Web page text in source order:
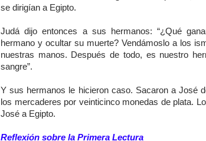
se dirigían a Egipto.
Judá dijo entonces a sus hermanos: “¿Qué
hermano y ocultar su muerte? Vendámoslo a los
nuestras manos. Después de todo, es nuestro
sangre”.
Y sus hermanos le hicieron caso. Sacaron a José
los mercaderes por veinticinco monedas de plata.
José a Egipto.
Reflexión sobre la Primera Lectura